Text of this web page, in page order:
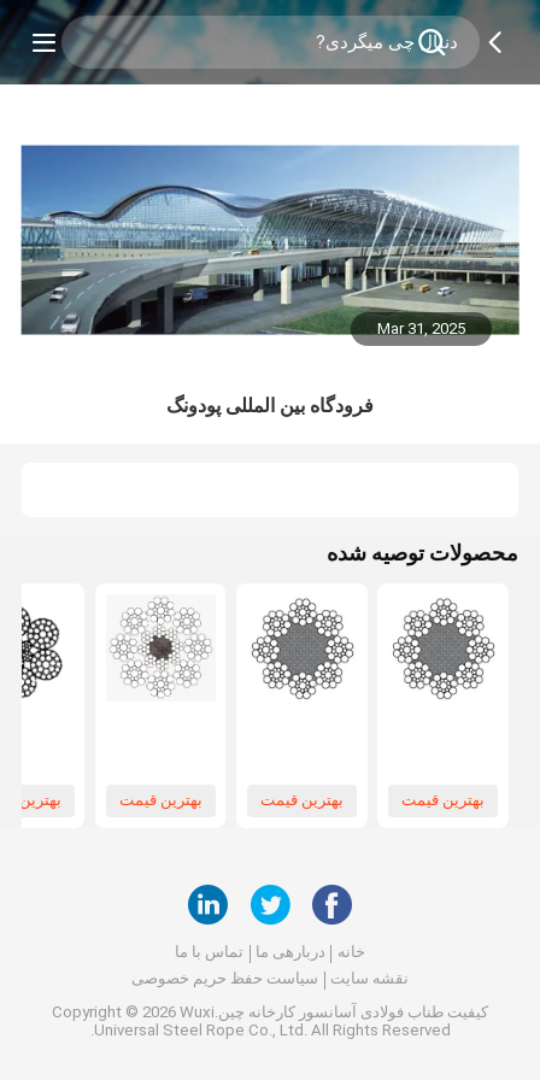
Mar 31, 2025
فرودگاه بین المللی پودونگ
محصولات توصیه شده
بهترین قیمت بهترین قیمت بهترین قیمت بهترین
خانه دربارهی ما
تماس با ما
نقشه سایت
سیاست حفظ حریم خصوصی
کیفیت طناب فولادی آسانسور
کارخانه چین.Copyright © 2026 Wuxi
Universal Steel Rope Co., Ltd. All Rights Reserved.